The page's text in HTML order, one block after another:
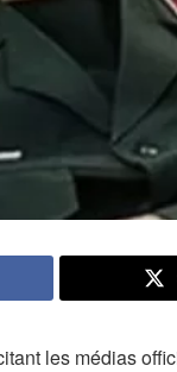
les médias